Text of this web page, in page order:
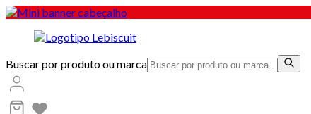
Buscar por produto ou marca